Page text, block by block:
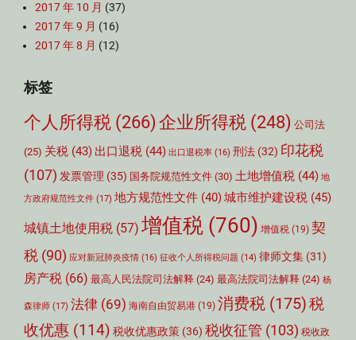
2017 年 10 月 (37)
2017 年 9 月 (16)
2017 年 8 月 (12)
标签
个人所得税 (266) 企业所得税 (248) 公司法
(25) 关税 (43) 出口退税 (44) 出口退税率 (16) 刑法 (32) 印花税
(107) 发票管理 (35) 国务院规范性文件 (30) 土地增值税 (44) 地
方政府规范性文件 (17) 地方规范性文件 (40)城市维护建设税 (45)
城镇土地使用税 (57) 增值税 (760) 增值税 (19) 契
税 (90) 应对新冠肺炎疫情 (16) 征收个人所得税问题 (14) 律师文集 (31)
房产税 (66) 最高人民法院司法解释 (24) 最高法院司法解释 (24) 杨
森律师 (17) 法律 (69) 海南自由贸易港 (19) 消费税 (175)税
收优惠 (114) 税收优惠政策 (36) 税收征管 (103) 税收政